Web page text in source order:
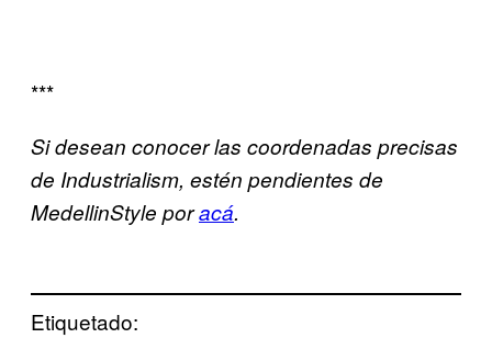
***
Si desean conocer las coordenadas precisas
de Industrialism, estén pendientes de
MedellinStyle poracá.
Etiquetado: